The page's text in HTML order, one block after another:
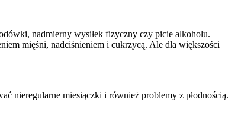
nadmierny wysiłek fizyczny czy picie alkoholu.
mięśni, nadciśnieniem i cukrzycą. Ale dla większości
nieregularne miesiączki i również problemy z płodnością.